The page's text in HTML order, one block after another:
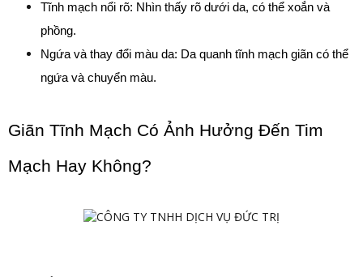
Tĩnh mạch nổi rõ: Nhìn thấy rõ dưới da, có thể xoắn và
phồng.
Ngứa và thay đổi màu da: Da quanh tĩnh mạch giãn có thể
ngứa và chuyển màu.
Giãn Tĩnh Mạch Có Ảnh Hưởng Đến Tim
Mạch Hay Không?